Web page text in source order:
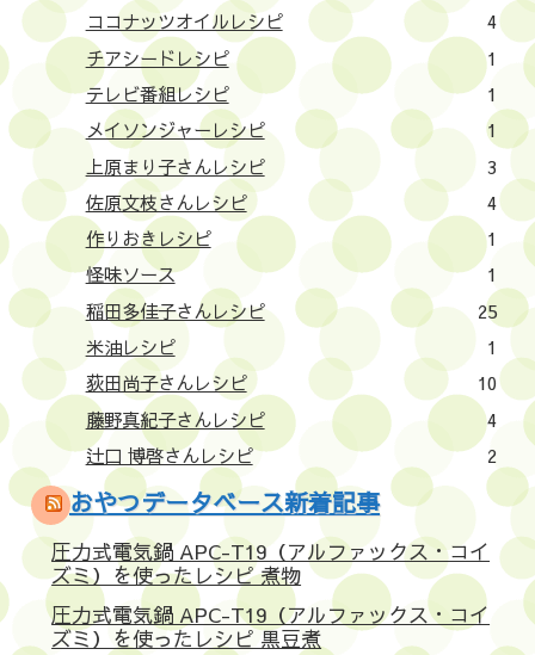
ココナッツオイルレシピ
4
チアシードレシピ
1
テレビ番組レシピ
1
メイソンジャーレシピ
1
上原まり子さんレシピ
3
佐原文枝さんレシピ
4
作りおきレシピ
1
怪味ソース
1
稲田多佳子さんレシピ
25
米油レシピ
1
荻田尚子さんレシピ
10
藤野真紀子さんレシピ
4
辻口 博啓さんレシピ
2
おやつデータベース新着記事
圧力式電気鍋 APC-T19（アルファックス・コイ
ズミ）を使ったレシピ 煮物
圧力式電気鍋 APC-T19（アルファックス・コイ
ズミ）を使ったレシピ 黒豆煮